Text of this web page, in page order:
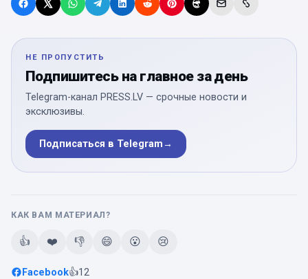
НЕ ПРОПУСТИТЬ
Подпишитесь на главное за день
Telegram-канал PRESS.LV — срочные новости и
эксклюзивы.
Подписаться в Telegram→
КАК ВАМ МАТЕРИАЛ?
👍 ❤️ 👎 😄 😮 😢
Facebook👍12